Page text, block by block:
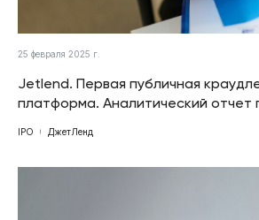
25 февраля 2025 г.
Jetlend. Первая публичная
платформа. Аналитический отчет
IPO ДжетЛенд